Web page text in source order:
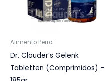
Alimento Perro
Dr. Clauder’s Gelenk
Tabletten (Comprimidos) –